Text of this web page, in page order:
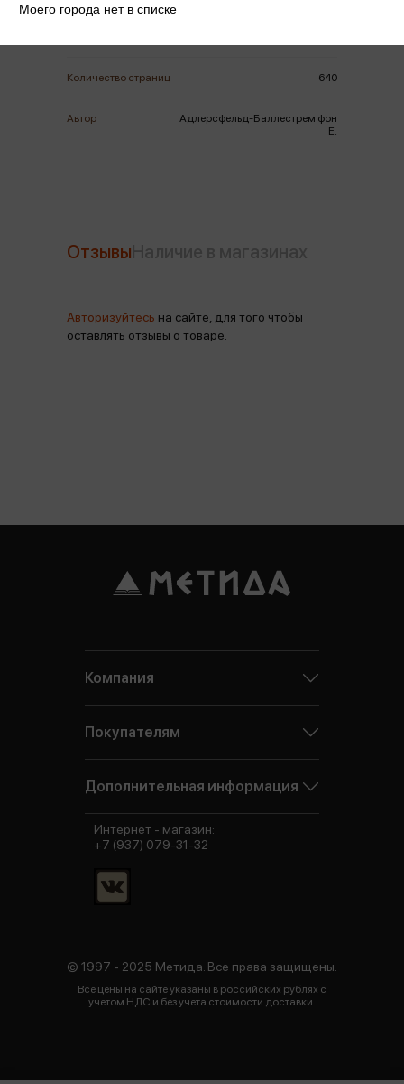
Количество страниц 640
Автор
Адлерсфельд-Баллестрем фон
Е.
Отзывы
Авторизуйтесь на сайте, для того чтобы
оставлять отзывы о товаре.
Моего города нет в списке
Компания
Покупателям
Дополнительная информация
© 1997 - 2025 Метида. Все права защищены.
Все цены на сайте указаны в российских рублях с
учетом НДС и без учета стоимости доставки.
Интернет - магазин:
+7 (937) 079-31-32